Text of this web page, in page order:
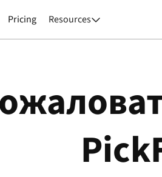
Pricing Resources